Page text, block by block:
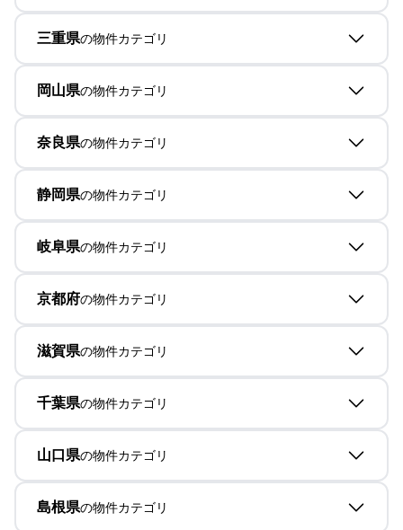
三重県の物件カテゴリ
岡山県の物件カテゴリ
奈良県の物件カテゴリ
静岡県の物件カテゴリ
岐阜県の物件カテゴリ
京都府の物件カテゴリ
滋賀県の物件カテゴリ
千葉県の物件カテゴリ
山口県の物件カテゴリ
島根県の物件カテゴリ